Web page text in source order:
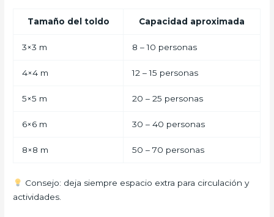
Tamaño del toldo Capacidad aproximada
3×3 m 8 – 10 personas
4×4 m 12 – 15 personas
5×5 m 20 – 25 personas
6×6 m 30 – 40 personas
8×8 m 50 – 70 personas
Consejo: deja siempre espacio extra para circulación y
actividades.